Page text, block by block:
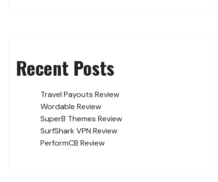
Recent Posts
Travel Payouts Review
Wordable Review
SuperB Themes Review
SurfShark VPN Review
PerformCB Review